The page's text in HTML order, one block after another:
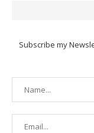
Subscribe my